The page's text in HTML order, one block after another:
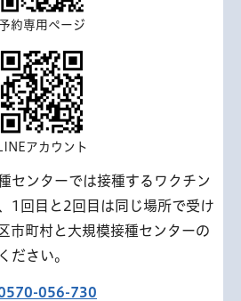
予約専用ページ
LINEアカウント
センターでは接種するワクチン
1回目と2回目は同じ場所で受け
市町村と大規模接種センターの
ださい。
056-730